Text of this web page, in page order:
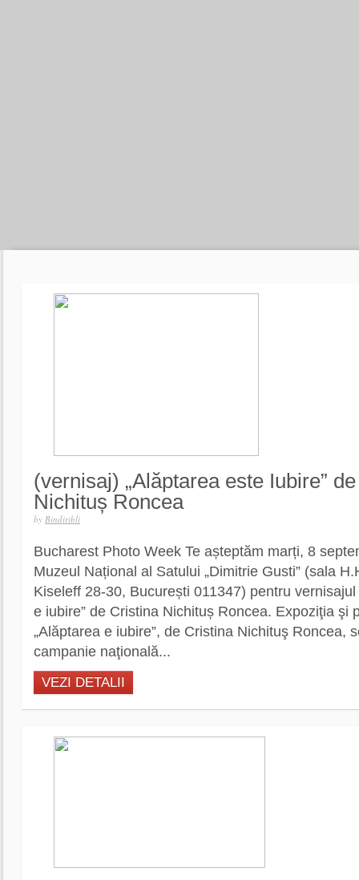
(vernisaj) „Alăptarea este Iubire”
Nichituș Roncea
by Bindiribli
Bucharest Photo Week Te așteptăm marți, 8
Muzeul Național al Satului „Dimitrie Gusti” (sala
Kiseleff 28-30, București 011347) pentru
e iubire” de Cristina Nichituș Roncea. Expoziţia şi
„Alăptarea e iubire”, de Cristina Nichituş Roncea,
campanie naţională...
VEZI DETALII